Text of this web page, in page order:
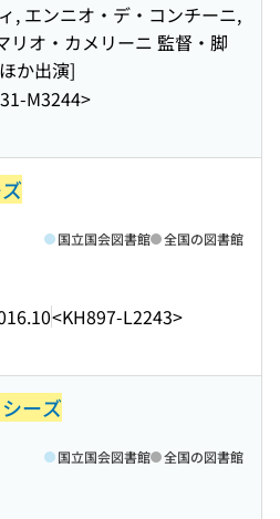
, エンニオ・デ・コンチーニ,
リオ・カメリーニ 監督・脚
か出演]
M3244>
<KH897-L2243>
国立国会図書館 全国の図書館
ーズ
国立国会図書館 全国の図書館